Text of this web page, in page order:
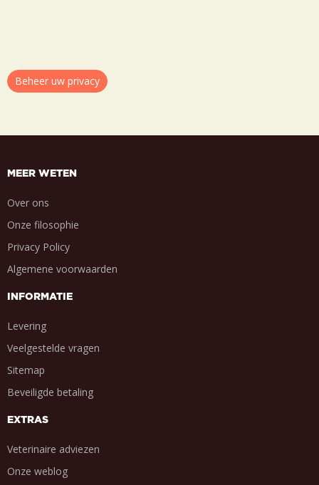
Beheer uw privacy
MEER WETEN
Over ons
Onze filosophie
Privacy Policy
Algemene voorwaarden
INFORMATIE
Levering
Veelgestelde vragen
Sitemap
Beveiligde betaling
EXTRAS
Veterinaire adviezen
Onze weblog